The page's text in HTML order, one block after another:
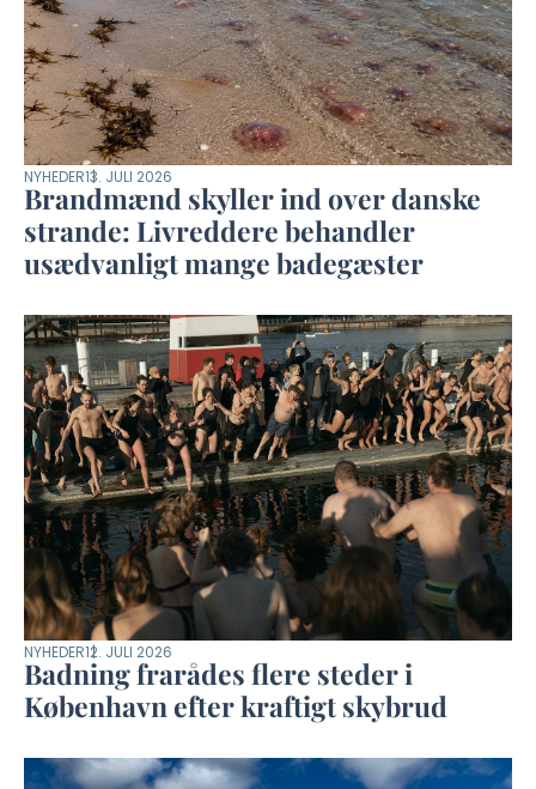
NYHEDER13. JULI 2026
Brandmænd skyller ind over danske
strande: Livreddere behandler
usædvanligt mange badegæster
NYHEDER12. JULI 2026
Badning frarådes flere steder i
København efter kraftigt skybrud